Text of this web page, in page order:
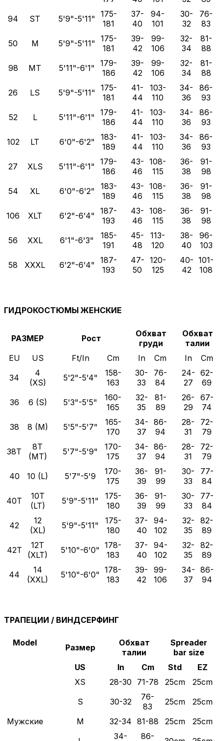
94
ST 5'9"-5'11" 175-
181
37-
40
94-
101
30-
32
76-
83
50
M 5'9"-5'11" 175-
181
39-
42
99-
106
32-
34
81-
88
98
MT 5'11"-6'1" 179-
186
39-
42
99-
106
32-
34
81-
88
26
LS 5'9"-5'11" 175-
181
41-
44
103-
110
34-
36
86-
93
52
L 5'11"-6'1" 179-
186
41-
44
103-
110
34-
36
86-
93
102
LT 6'0"-6'2"
183-
189
41-
44
103-
110
34-
36
86-
93
27
XLS 5'11"-6'1" 179-
186
43-
46
108-
115
36-
38
91-
98
54
XL 6'0"-6'2"
183-
189
43-
46
108-
115
36-
38
91-
98
106
XLT 6'2"-6'4" 187-
193
43-
46
108-
115
36-
38
91-
98
56
XXL 6'1"-6'3"
185-
191
45-
48
113-
120
38-
40
96-
103
58
XXXL 6'2"-6'4" 187-
193
47-
50
120-
125
40-
42
101-
108
ГИДРОКОСТЮМЫ ЖЕНСКИЕ
РАЗМЕР Рост
Обхват
груди
Обхват
талии
EU
US Ft/In Cm In Cm In
Cm
34
4
(XS)
5'2"-5'4"
158-
163
30-
33
76-
84
24-
27
62-
69
36
6 (S) 5'3"-5'5"
160-
165
32-
35
81-
89
26-
29
67-
74
38
8 (M) 5'5"-5'7"
165-
170
34-
37
86-
94
28-
31
72-
79
38T
8T
(MT)
5'7"-5'9"
170-
175
34-
37
86-
94
28-
31
72-
79
40
10 (L) 5'7"-5'9
170-
175
36-
39
91-
99
30-
33
77-
84
40T
10T
(LT)
5'9"-5'11"
175-
180
36-
39
91-
99
30-
33
77-
84
42
12
(XL)
5'9"-5'11"
175-
180
37-
40
94-
102
32-
35
82-
89
42T
12T
(XLT)
5'10"-6'0" 178-
183
37-
40
94-
102
32-
35
82-
89
44
14
(XXL)
5'10"-6'0" 178-
183
39-
42
99-
106
34-
37
86-
94
ТРАПЕЦИИ / ВИНДСЕРФИНГ
Model Размер
Обхват
талии
Spreader
bar size
US
In Cm Std EZ
Мужские
XS 28-30 71-78 25cm
25cm
S
30-32
76-
83
25cm
25cm
M
32-34 81-88 25cm
25cm
34-
86-